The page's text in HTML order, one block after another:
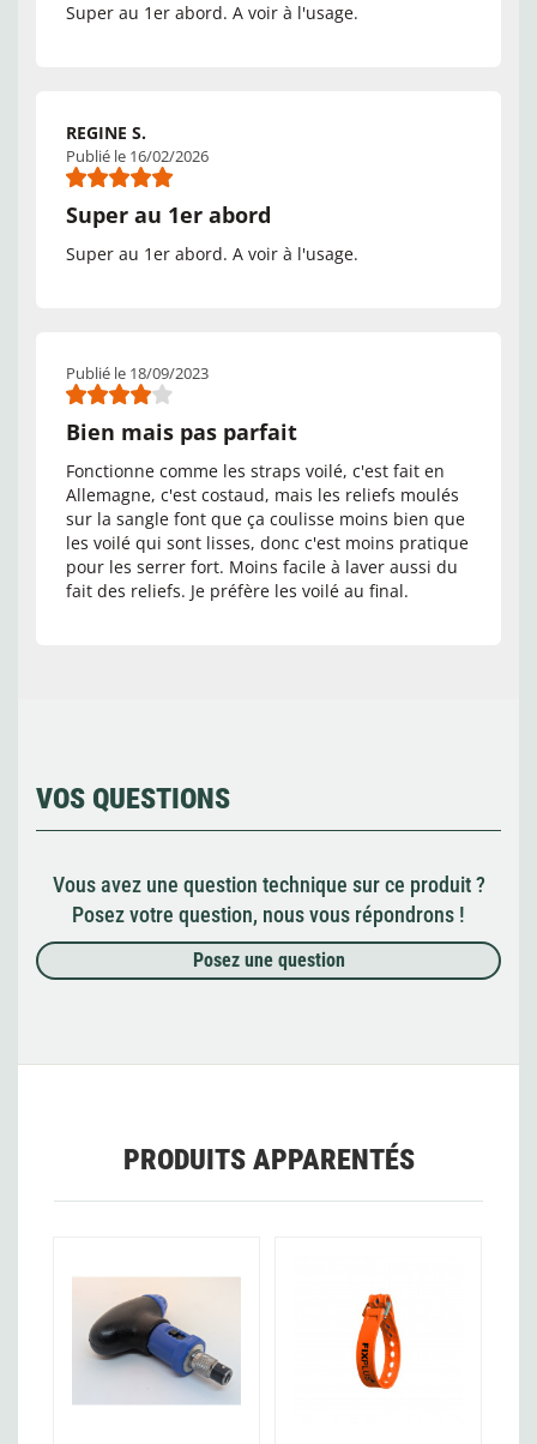
Super au 1er abord. A voir à l'usage.
REGINE S.
Publié le 16/02/2026
Super au 1er abord
Super au 1er abord. A voir à l'usage.
Publié le 18/09/2023
Bien mais pas parfait
Fonctionne comme les straps voilé, c'est fait en
Allemagne, c'est costaud, mais les reliefs moulés
sur la sangle font que ça coulisse moins bien que
les voilé qui sont lisses, donc c'est moins pratique
pour les serrer fort. Moins facile à laver aussi du
fait des reliefs. Je préfère les voilé au final.
VOS QUESTIONS
Vous avez une question technique sur ce produit ?
Posez votre question, nous vous répondrons !
Posez une question
PRODUITS APPARENTÉS